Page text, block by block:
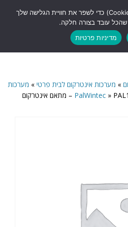
» מערכות אינטרקום לבית פרטי » מערכות
»
PAL102 DRT – מתאם אינטרקום
אנחנו משתמשים בעוגיות (Cookies) כדי לשפר את חוויית הגלישה שלך
שהכל עובד בצורה חלקה.
מדיניות פרטיות